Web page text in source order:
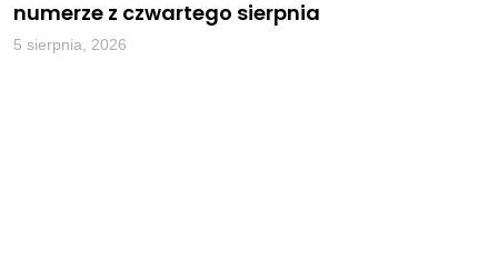
numerze z czwartego sierpnia
5 sierpnia, 2026